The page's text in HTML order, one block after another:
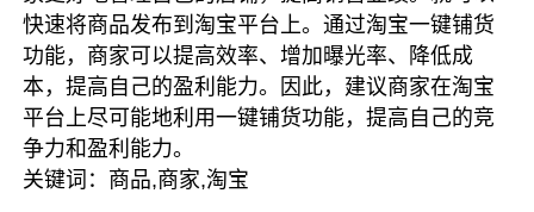
快速将商品发布到淘宝平台上。通过淘宝一键铺货
功能，商家可以提高效率、增加曝光率、降低成
本，提高自己的盈利能力。因此，建议商家在淘宝
平台上尽可能地利用一键铺货功能，提高自己的竞
争力和盈利能力。
关键词：商品,商家,淘宝